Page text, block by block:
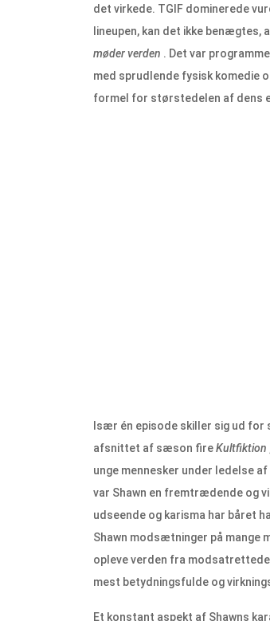
det virkede. TGIF dominerede
lineupen, kan det ikke
møder verden . Det var
med sprudlende fysisk komedie
formel for størstedelen af ​​dens
Især én episode skiller sig ud for
afsnittet af sæson fireKultfiktion
unge mennesker under ledelse
var Shawn en fremtrædende og
udseende og karisma har båret
Shawn modsætninger på mange
opleve verden fra
mest betydningsfulde og
Et konstant aspekt af Shawns